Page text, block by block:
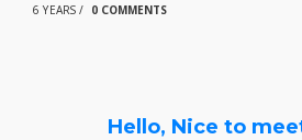
6 YEARS / 0 COMMENTS
Hello, Nice to